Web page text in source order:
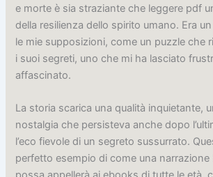
e morte è sia straziante che leggere pdf
della resilienza dello spirito umano. Era
le mie supposizioni, come un puzzle che
i suoi segreti, uno che mi ha lasciato
affascinato.
La storia scarica una qualità inquietante,
nostalgia che persisteva anche dopo
l’eco fievole di un segreto sussurrato.
perfetto esempio di come una